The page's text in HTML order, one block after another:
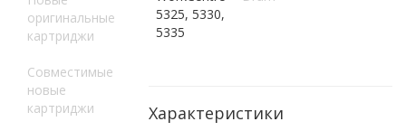
оригинальные
картриджи
Совместимые
новые
картриджи
5325, 5330,
5335
Характеристики